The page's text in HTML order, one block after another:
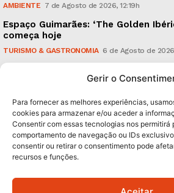
Gerir o
Para fornecer as melhores experiências,
cookies para armazenar e/ou aceder a
Consentir com essas tecnologias nos permitirá
comportamento de navegação ou IDs
consentir ou retirar o consentimento pode
recursos e funções.
AMBIENTE 7 de Agosto de 2026, 12:19h
Espaço Guimarães: ‘The Golden
começa hoje
TURISMO & GASTRONOMIA 6 de Agosto de
Subscreva Newsletter: